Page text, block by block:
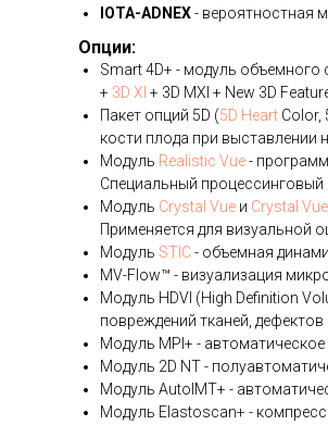
IOTA-ADNEX- вероятностная
Опции:
Smart 4D+ - модуль
+ 3D XI + 3D MXI + New 3D
Пакет опций 5D (5D Heart Color,
кости плода при выставлении
Модуль Realistic Vue-
Специальный процессинговый
Модуль Crystal Vue и Crystal
Применяется для визуальной
Модуль STIC- объемная
MV-Flow™ - визуализация
Модуль HDVI (High Definition
повреждений тканей,
Модуль MPI+ - автоматическое
Модуль 2D NT -
Модуль AutoIMT+ -
Модуль Elastoscan+ -